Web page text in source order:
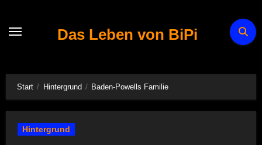
Das Leben von BiPi
Start Hintergrund Baden-Powells Familie
Hintergrund